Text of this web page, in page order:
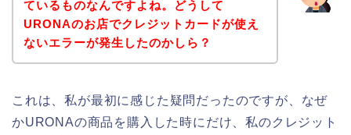
ているものなんですよね。どうして
URONAのお店でクレジットカードが使え
ないエラーが発生したのかしら？
これは、私が最初に感じた疑問だったのですが、なぜ
かURONAの商品を購入した時にだけ、私のクレジット